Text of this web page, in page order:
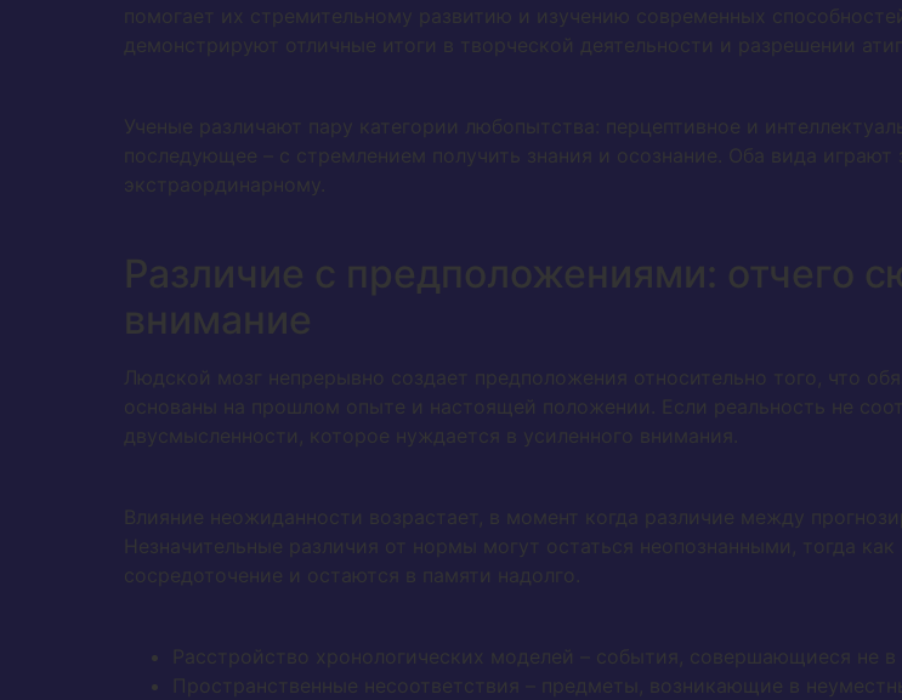
помогает их стремительному развитию и изучению современных
демонстрируют отличные итоги в творческой деятельности и разрешении
Ученые различают пару категории любопытства: перцептивное и
последующее – с стремлением получить знания и осознание. Оба вида
экстраординарному.
Различие с предположениями: отчего
внимание
Людской мозг непрерывно создает предположения относительно того, что
основаны на прошлом опыте и настоящей положении. Если реальность не
двусмысленности, которое нуждается в усиленного внимания.
Влияние неожиданности возрастает, в момент когда различие между
Незначительные различия от нормы могут остаться неопознанными, тогда
сосредоточение и остаются в памяти надолго.
Расстройство хронологических моделей – события, совершающиеся не в
Пространственные несоответствия – предметы, возникающие в